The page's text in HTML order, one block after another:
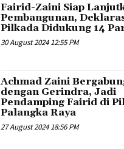
Fairid-Zaini Siap
Pembangunan,
Pilkada Didukung 14
30 August 2024 12:55 PM
Achmad Zaini
dengan Gerindra, Jadi
Pendamping Fairid di
Palangka Raya
27 August 2024 18:56 PM